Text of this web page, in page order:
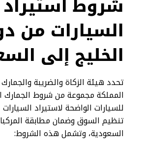
شروط استيراد
السيارات من
الخليج إلى
تحدد هيئة الزكاة والضريبة
المملكة مجموعة من شروط الجمارك
للسيارات الواضحة لاستيراد
تنظيم السوق وضمان مطابقة
السعودية، وتشمل هذه الشروط: